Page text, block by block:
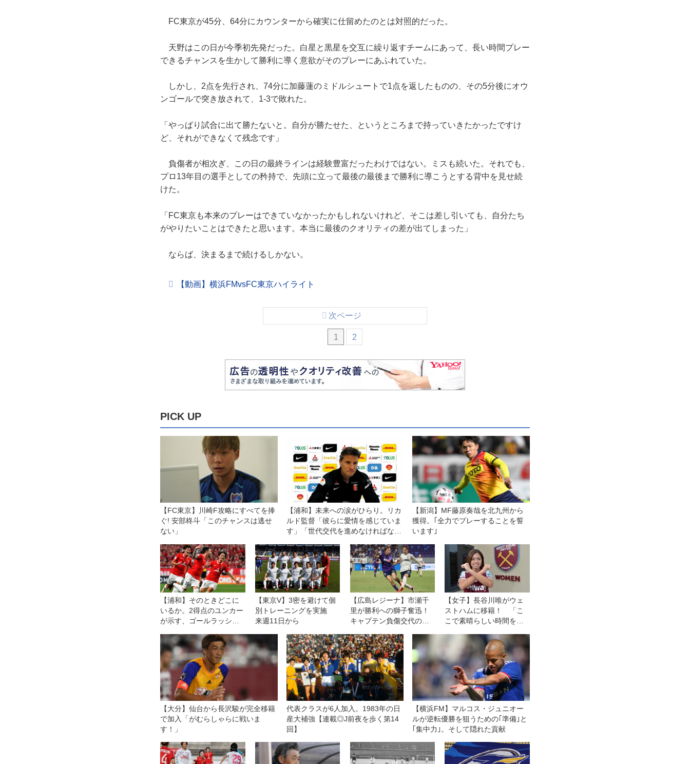
FC東京が45分、64分にカウンターから確実に仕留めたのとは対照的だった。
天野はこの日が今季初先発だった。白星と黒星を交互に繰り返すチームにあって、長い時間プレー
できるチャンスを生かして勝利に導く意欲がそのプレーにあふれていた。
しかし、2点を先行され、74分に加藤蓮のミドルシュートで1点を返したものの、その5分後にオウ
ンゴールで突き放されて、1-3で敗れた。
「やっぱり試合に出て勝たないと。自分が勝たせた、というところまで持っていきたかったですけ
ど、それができなくて残念です」
負傷者が相次ぎ、この日の最終ラインは経験豊富だったわけではない。ミスも続いた。それでも、
プロ13年目の選手としての矜持で、先頭に立って最後の最後まで勝利に導こうとする背中を見せ続
けた。
「FC東京も本来のプレーはできていなかったかもしれないけれど、そこは差し引いても、自分たち
がやりたいことはできたと思います。本当に最後のクオリティの差が出てしまった」
ならば、決まるまで続けるしかない。
【動画】横浜FMvsFC東京ハイライト
1 2
次ページ
PICK UP
【FC東京】川崎F攻略にすべてを捧
ぐ! 安部柊斗「このチャンスは逃せ
ない」
【浦和】未来への涙がひらり。リカ
ルド監督「彼らに愛情を感じていま
す」「世代交代を進めなければなら
【新潟】MF藤原奏哉を北九州から
獲得。｢全力でプレーすることを誓
います｣
【浦和】そのときどこに
いるか。2得点のユンカー
が示す、ゴールラッシュ
グ」という準備
【東京V】3密を避けて個
別トレーニングを実施
来週11日から
【広島レジーナ】市瀬千
里が勝利への獅子奮迅！
キャプテン負傷交代の緊
ころを、全部自分がや
る」
【女子】長谷川唯がウェ
ストハムに移籍！ 「こ
こで素晴らしい時間を過
【大分】仙台から長沢駿が完全移籍
で加入「がむらしゃらに戦いま
す！」
代表クラスが6人加入。1983年の日
産大補強【連載◎J前夜を歩く第14
回】
【横浜FM】マルコス・ジュニオー
ルが逆転優勝を狙うための｢準備｣と
｢集中力｣。そして隠れた貢献